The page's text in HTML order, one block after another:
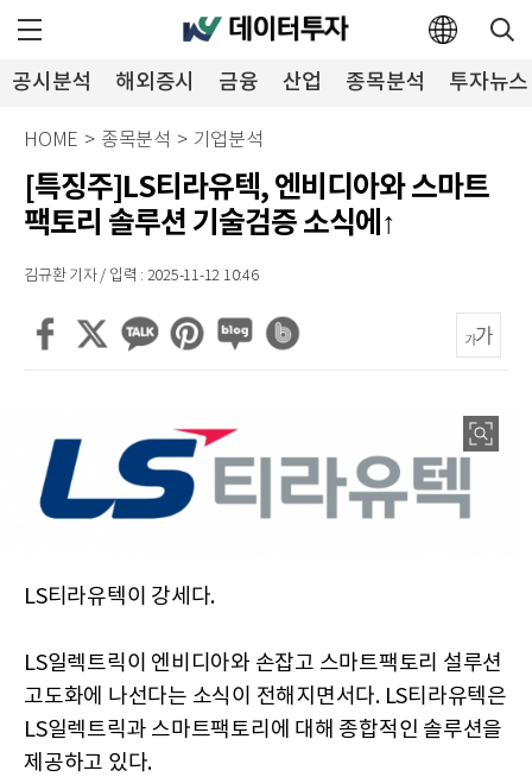
공시분석 해외증시 금융 산업 종목분석 투자뉴스
HOME > 종목분석 > 기업분석
[특징주]LS티라유텍, 엔비디아와 스마트
팩토리 솔루션 기술검증 소식에↑
김규환 기자 / 입력 : 2025-11-12 10:46
LS티라유텍이 강세다.
LS일렉트릭이 엔비디아와 손잡고 스마트팩토리 설루션
고도화에 나선다는 소식이 전해지면서다. LS티라유텍은
LS일렉트릭과 스마트팩토리에 대해 종합적인 솔루션을
제공하고 있다.